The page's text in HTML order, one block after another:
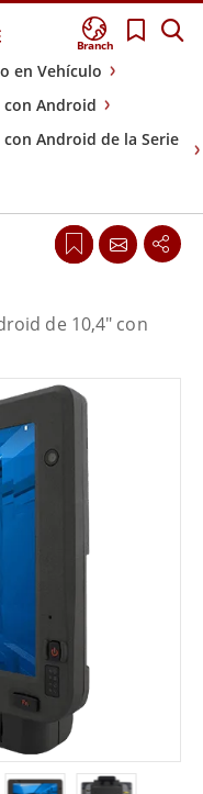
Branch
en Vehículo
Android
Android de la Serie
de 10,4" con